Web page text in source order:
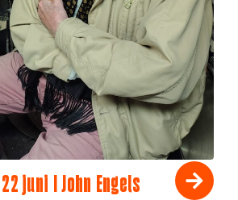
juni I John Engels